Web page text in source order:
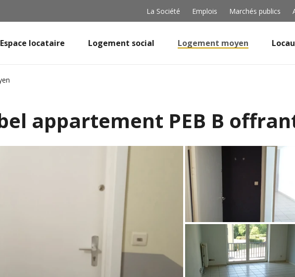
La Société Emplois Marchés publics
Espace locataire Logement social Logement moyen
appartement PEB B